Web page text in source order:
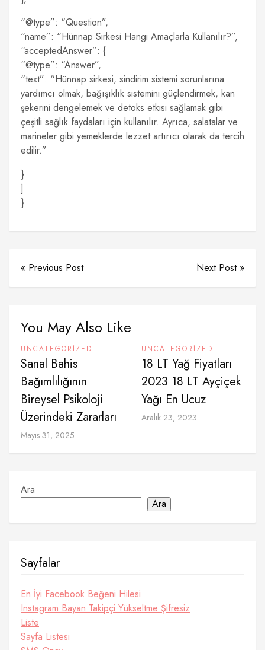
“@type”: “Question”,
“name”: “Hünnap Sirkesi Hangi Amaçlarla Kullanılır?”,
“acceptedAnswer”: {
“@type”: “Answer”,
“text”: “Hünnap sirkesi, sindirim sistemi sorunlarına
yardımcı olmak, bağışıklık sistemini güçlendirmek, kan
şekerini dengelemek ve detoks etkisi sağlamak gibi
çeşitli sağlık faydaları için kullanılır. Ayrıca, salatalar ve
marineler gibi yemeklerde lezzet artırıcı olarak da tercih
edilir.”
}
]
}
« Previous Post Next Post »
You May Also Like
UNCATEGORIZED
Sanal Bahis
Bağımlılığının
Bireysel Psikoloji
Üzerindeki Zararları
Mayıs 31, 2025
UNCATEGORIZED
18 LT Yağ Fiyatları
2023 18 LT Ayçiçek
Yağı En Ucuz
Aralık 23, 2023
Ara
Ara
Sayfalar
En İyi Facebook Beğeni Hilesi
Instagram Bayan Takipçi Yükseltme Şifresiz
Liste
Sayfa Listesi